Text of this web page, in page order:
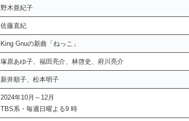
野木亜紀子
佐藤直紀
King Gnuの新曲「ねっこ」
塚原あゆ子、福田亮介、林啓史、府川亮介
新井順子、松本明子
2024年10月～12月
TBS系・毎週日曜よる9 時